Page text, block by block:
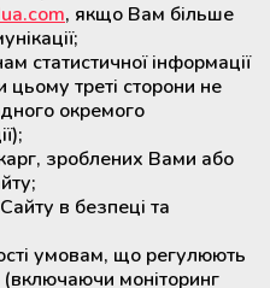
, якщо Вам більше
статистичної інформації
треті сторони не
окремого
зроблених Вами або
в безпеці та
умовам, що регулюють
моніторинг